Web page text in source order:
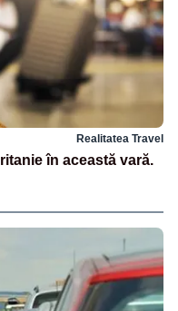
Realitatea Travel
în această vară.